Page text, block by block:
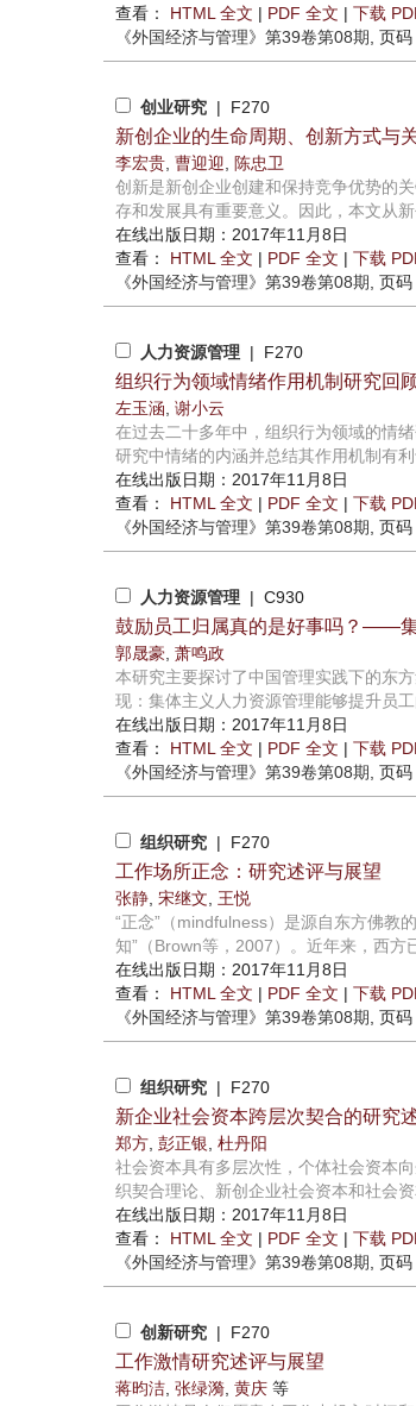
查看： HTML 全文 | PDF 全文 | 下载
《外国经济与管理》 第39卷第08期 , 页
创业研究 | F270
新创企业的生命周期、创新方式与
李宏贵 曹迎迎 陈忠卫
创新是新创企业创建和保持竞争优势的
存和发展具有重要意义。因此，本文从
在线出版日期：2017年11月8日
查看： HTML 全文 | PDF 全文 | 下载
《外国经济与管理》 第39卷第08期 , 页
人力资源管理 | F270
组织行为领域情绪作用机制研究回
左玉涵 谢小云
在过去二十多年中，组织行为领域的情
研究中情绪的内涵并总结其作用机制有
在线出版日期：2017年11月8日
查看： HTML 全文 | PDF 全文 | 下载
《外国经济与管理》 第39卷第08期 , 页
人力资源管理 | C930
鼓励员工归属真的是好事吗？——
郭晟豪 萧鸣政
本研究主要探讨了中国管理实践下的东
现：集体主义人力资源管理能够提升员
在线出版日期：2017年11月8日
查看： HTML 全文 | PDF 全文 | 下载
《外国经济与管理》 第39卷第08期 , 页
组织研究 | F270
工作场所正念：研究述评与展望
张静 宋继文
王悦
“正念”（mindfulness）是源自东方佛教
知”（Brown等，2007）。近年来，西方
在线出版日期：2017年11月8日
查看： HTML 全文 | PDF 全文 | 下载
《外国经济与管理》 第39卷第08期 , 页
组织研究 | F270
新企业社会资本跨层次契合的研究
郑方 彭正银 杜丹阳
社会资本具有多层次性，个体社会资本
织契合理论、新创企业社会资本和社会
在线出版日期：2017年11月8日
查看： HTML 全文 | PDF 全文 | 下载
《外国经济与管理》 第39卷第08期 , 页
创新研究 | F270
工作激情研究述评与展望
蒋昀洁 张绿漪 黄庆 等